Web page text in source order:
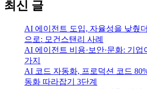
최신 글
AI 에이전트 도입, 자율성을 낮췄
으로: 모건스탠리 사례
AI 에이전트 비용·보안·문화: 기
가지
AI 코드 자동화, 프로덕션 코드
동화 따라잡기 3단계